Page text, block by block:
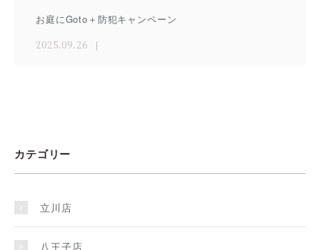
お庭にGoto＋防犯キャンペーン
2025.09.26
カテゴリー
立川店
八王子店